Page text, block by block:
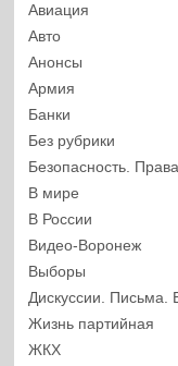
Авиация
Авто
Анонсы
Армия
Банки
Без рубрики
Безопасность.
В мире
В России
Видео-Воронеж
Выборы
Дискуссии. Письма.
Жизнь партийная
ЖКХ